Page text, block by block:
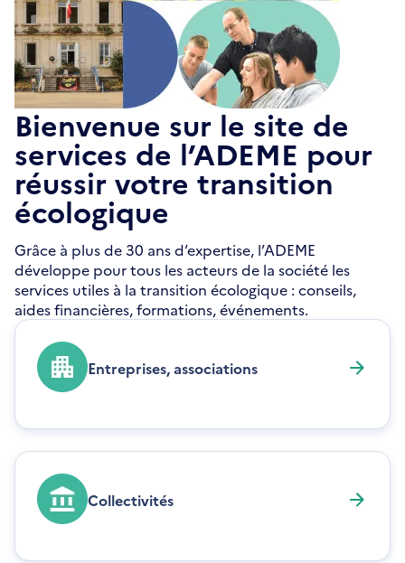
Bienvenue sur le site de
services de l’ADEME pour
réussir votre transition
écologique
Grâce à plus de 30 ans d’expertise, l’ADEME
développe pour tous les acteurs de la société les
services utiles à la transition écologique : conseils,
aides financières, formations, événements.
Entreprises, associations
Collectivités